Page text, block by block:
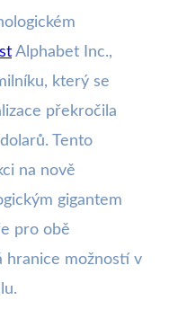
Valenta
Alphabet Inc.,
který se
překročila
Tento
na nově
gigantem
pro obě
hranice možností v